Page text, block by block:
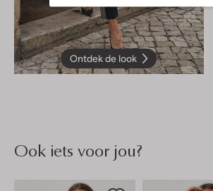
Ontdek de look
Ook iets voor jou?